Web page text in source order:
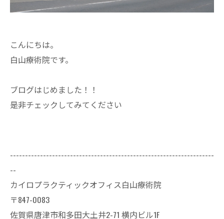
こんにちは。
白山療術院です。
ブログはじめました！！
是非チェックしてみてください
--------------------------------------------------------------------
--
カイロプラクティックオフィス白山療術院
〒847-0083
佐賀県唐津市和多田大土井2-71 横内ビル1F